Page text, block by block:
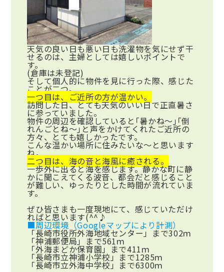
天気の良い日も悪い日も洗濯物を気にせず干
せるのは、主婦としては嬉しいポイントで
す。
(倉庫は未登記)
そして個人的に物件を見に行った際、感じた
ことが二つ。
一つ目は、ご近所の方が温かい。
訪問した日、とても天気のいい日で正直暑さ
に参っていました。
物件の周辺を確認していると｢暑かね～｣｢倒
れんごとね～｣と声をかけてくれたご近所の
方々、とても嬉しかったです。
こんな温かい場所に住みたいな～と思います
ね。
二つ目は、海の音と海風に癒される。
一歩外に出ると海を感じます。静かな町に静
かに聞こえてくる波音、都会だと感じること
が難しい、ゆったりとした時間が流れていま
す。
ぜひ皆さまも一度現地にて、感じていただけ
ればと思います(^^♪
■周辺環境（Googleマップにより計測）
「長崎市役所外海地域センター」まで302ｍ
「神浦郵便局」まで561ｍ
「外海まどか保育園」まで411ｍ
「長崎市立神浦小学校」まで1285ｍ
「長崎市立外海中学校」まで6300ｍ